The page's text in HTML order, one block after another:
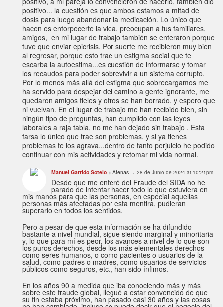
positivo... la cuestión es que ambos estamos a mitad de
dosis para luego abandonar la medicación. Lo único que
hacen es entorpecerte la vida, preocupan a tus familiares,
amigos, en mi lugar de trabajo también se enteraron porque
tuve que enviar epicrisis. Por suerte me recibieron muy bien
al regresar, porque esto trae un estigma social que te
escarba la autoestima...es cuestión de informarse y tomar
los recaudos para poder sobrevivir a un sistema corrupto.
Por lo menos más allá del estigma que sobrecargamos me
ha servido para despejar del camino a gente ignorante, me
quedaron amigos fieles y otros se han borrado, y espero que
ni vuelvan. En el lugar de trabajo me han recibido bien, sin
ningún tipo de preguntas, han cumplido con las leyes
laborales a raja tabla, no me han dejado sin trabajo . Esta
farsa lo único que trae son problemas, y si ya tienes
problemas te los agrava...dentro de tanto perjuicio he podido
continuar con mis actividades y retomar mi vida normal.
Manuel Garrido Sotelo > Atenas 28 de Junio de 2024 at 10:21pm
Desde que me enteré del Fraude del SIDA no he
parado de intentar hacer todo lo que estuviera en
mis manos para que las personas, en especial aquellas
personas más afectadas por esta mentira, pudieran
superarlo en todos los sentidos.
Pero a pesar de que esta información se ha difundido
bastante a nivel mundial, sigue siendo marginal y minoritaria
y, lo que para mí es peor, los avances a nivel de lo que son
los puros derechos, desde los más elementales derechos
como seres humanos, o como pacientes o usuarios de la
salud, como padres o madres, como usuarios de servicios
públicos como seguros, etc., han sido ínfimos.
En los años 90 a medida que iba conociendo más y más
sobre este fraude global, llegué a estar convencido de que
su fin estaba próximo, han pasado casi 30 años y las cosas